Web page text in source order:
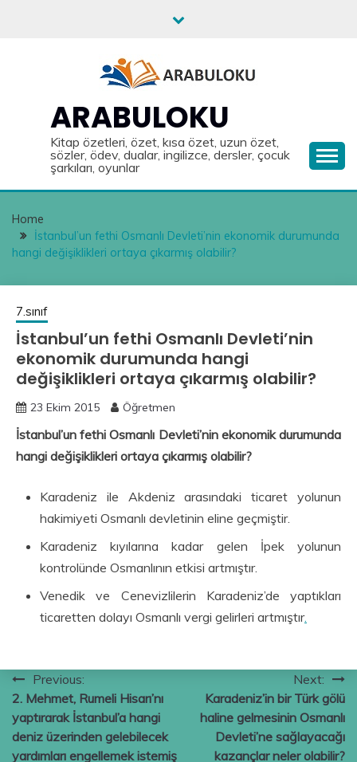
ARABULOKU
Kitap özetleri, özet, kısa özet, uzun özet,
sözler, ödev, dualar, ingilizce, dersler, çocuk
şarkıları, oyunlar
Home
İstanbul’un fethi Osmanlı Devleti’nin ekonomik durumunda
hangi değişiklikleri ortaya çıkarmış olabilir?
7.sınıf
İstanbul’un fethi Osmanlı Devleti’nin
ekonomik durumunda hangi
değişiklikleri ortaya çıkarmış olabilir?
23 Ekim 2015 Öğretmen
İstanbul’un fethi Osmanlı Devleti’nin ekonomik durumunda
hangi değişiklikleri ortaya çıkarmış olabilir?
Karadeniz ile Akdeniz arasındaki ticaret yolunun
hakimiyeti Osmanlı devletinin eline geçmiştir.
Karadeniz kıyılarına kadar gelen İpek yolunun
kontrolünde Osmanlının etkisi artmıştır.
Venedik ve Cenevizlilerin Karadeniz’de yaptıkları
ticaretten dolayı Osmanlı vergi gelirleri artmıştır.
Yazı
gezinmesi
Previous:
2. Mehmet, Rumeli Hisarı’nı
yaptırarak İstanbul’a hangi
deniz üzerinden gelebilecek
yardımları engellemek istemiş
Next:
Karadeniz’in bir Türk gölü
haline gelmesinin Osmanlı
Devleti’ne sağlayacağı
kazançlar neler olabilir?